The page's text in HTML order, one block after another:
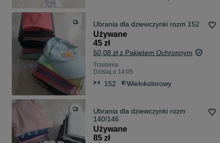
Ubrania dla dziewczynki rozm 152
Używane
45 zł
50,08 zł z Pakietem Ochronnym
Trzebinia
Dzisiaj o 14:05
152 Wielokolorowy
Ubrania dla dziewczynki rozm
140/146
Używane
85 zł